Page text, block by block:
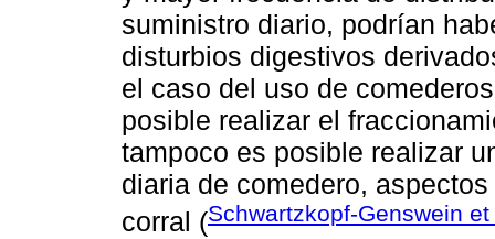
suministro diario, podrían
disturbios digestivos
el caso del uso de
posible realizar el
tampoco es posible realizar
diaria de comedero,
corral (Schwartzkopf-Genswein